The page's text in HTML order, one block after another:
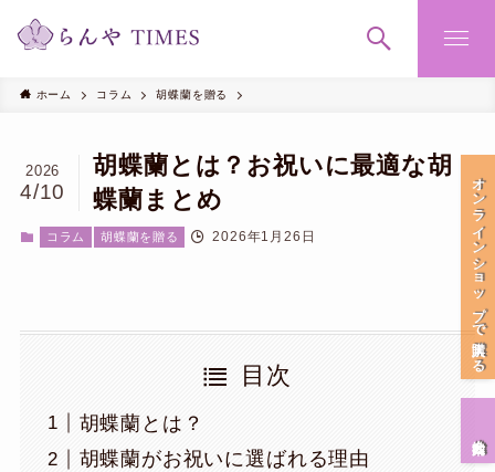
ホーム コラム 胡蝶蘭を贈る
胡蝶蘭とは？お祝いに最適な胡
蝶蘭まとめ
2026
4/10
コラム 胡蝶蘭を贈る 2026年1月26日
目次
胡蝶蘭とは？
胡蝶蘭がお祝いに選ばれる理由
オンラインショップで購入する